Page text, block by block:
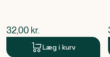
$nuværende pris
32,00 kr.
Læg i kurv